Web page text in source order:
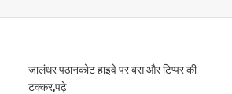
जालंधर पठानकोट हाइवे पर बस और टिप्पर की
टक्कर,पढ़े